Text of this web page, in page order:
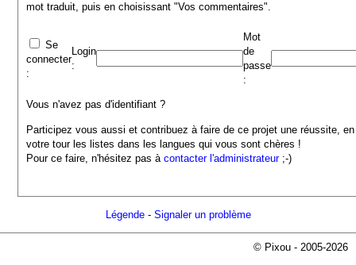
mot traduit, puis en choisissant "Vos commentaires".
Se
connecter
:
Login
:
Mot
de
passe
:
Vous n'avez pas d'identifiant ?
Participez vous aussi et contribuez à faire de ce projet une réussite,
votre tour les listes dans les langues qui vous sont chères !
Pour ce faire, n'hésitez pas àcontacter l'administrateur;-)
Légende- Signaler un problème
© Pixou - 2005-2026